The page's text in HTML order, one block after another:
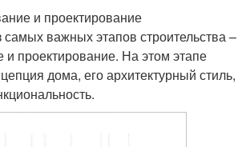
и проектирование
важных этапов строительства –
и проектирование. На этом этапе
дома, его архитектурный стиль,